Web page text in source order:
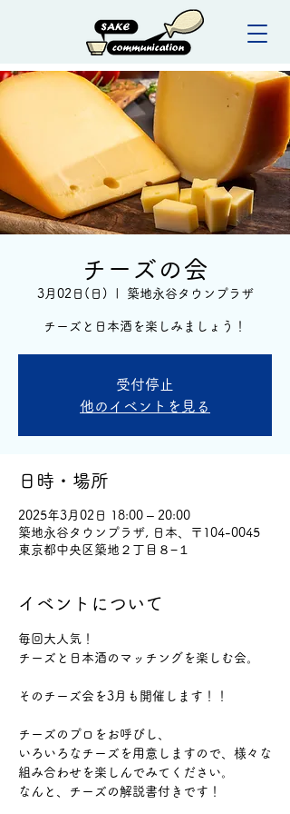
チーズの会
3月02日(日) 築地永谷タウンプラザ
チーズと日本酒を楽しみましょう！
受付停止
他のイベントを見る
日時・場所
2025年3月02日 18:00 – 20:00
築地永谷タウンプラザ, 日本、〒104-0045
東京都中央区築地２丁目８−１
イベントについて
毎回大人気！
チーズと日本酒のマッチングを楽しむ会。
そのチーズ会を3月も開催します！！
チーズのプロをお呼びし、
いろいろなチーズを用意しますので、様々な
組み合わせを楽しんでみてください。
なんと、チーズの解説書付きです！